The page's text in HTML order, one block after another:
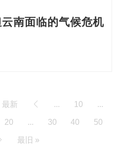
南面临的气候危机
最新 ... 10 ...
20 ... 30 40 50
最旧 »